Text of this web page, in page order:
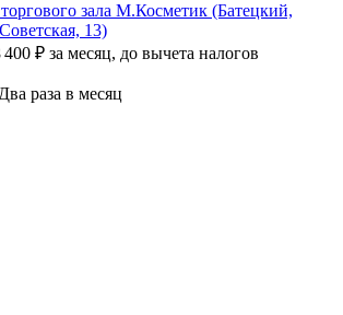
зала М.Косметик (Батецкий,
13)
400 ₽ за месяц, до вычета налогов
раза в месяц